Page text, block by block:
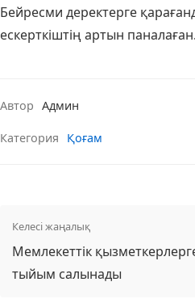
Бейресми деректерге
ескерткіштің артын паналаған.
Автор Админ
Категория Қоғам
Келесі жаңалық
Мемлекеттік
тыйым салынады